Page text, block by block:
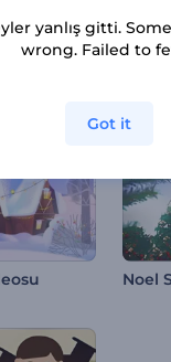
Dinamik Instagram Profili Tanıtımı Noel
Noel
yanlış gitti.
wrong. Failed to
Got it